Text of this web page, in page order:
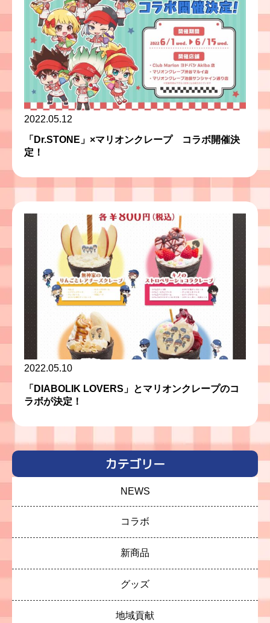
2022.05.12
「Dr.STONE」×マリオンクレープ コラボ開催決
定！
2022.05.10
「DIABOLIK LOVERS」とマリオンクレープのコ
ラボが決定！
カテゴリー
NEWS
コラボ
新商品
グッズ
地域貢献